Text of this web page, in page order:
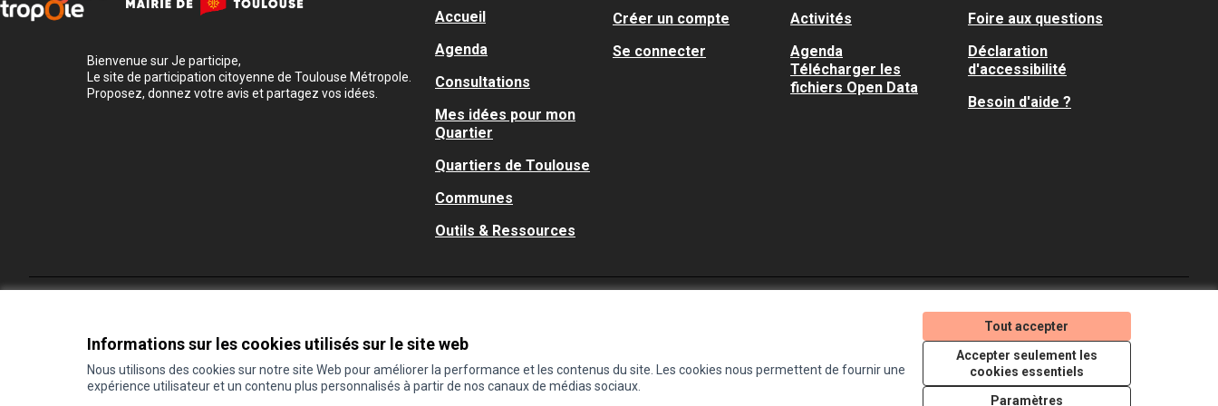
Informations sur les cookies utilisés sur le site web
Nous utilisons des cookies sur notre site Web pour améliorer la performance et les contenus du site. Les cookies nous permettent de fournir une
expérience utilisateur et un contenu plus personnalisés à partir de nos canaux de médias sociaux.
Tout accepter
Accepter seulement les
cookies essentiels
Paramètres
Bienvenue sur Je participe,
Le site de participation citoyenne de Toulouse Métropole.
Proposez, donnez votre avis et partagez vos idées.
Accueil
Agenda
Consultations
Mes idées pour mon
Quartier
Quartiers de Toulouse
Communes
Outils & Ressources
Créer un compte
Se connecter
Activités
Agenda
Télécharger les
fichiers Open Data
Foire aux questions
Déclaration
d'accessibilité
Besoin d'aide ?
(Lien externe)
(Lien externe)
(Lien externe)
Licence Creative
(Lien externe)